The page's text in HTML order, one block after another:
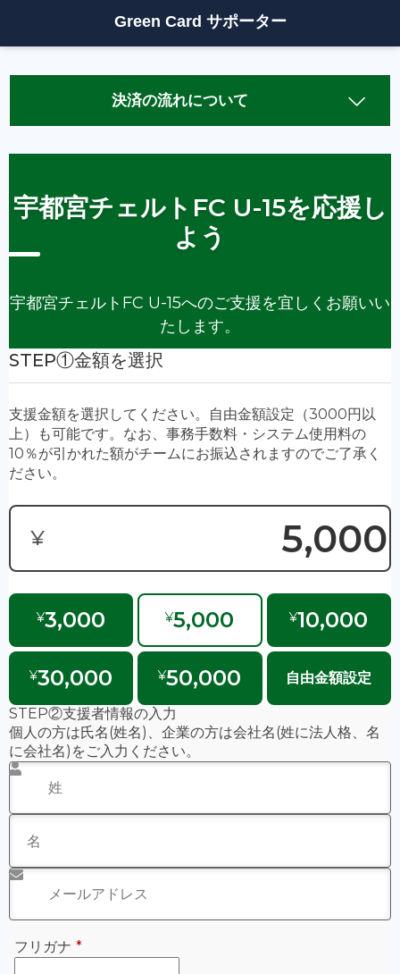
Green Card サポーター
決済の流れについて
能です）
②
「支援者情報」
を入力してください。
・氏名（個人の方は氏名(姓名)、企業の方は会社名(姓に
・メールアドレス（必ず届くアドレスを入力してくださ
・フリガナ
・応援バナー掲載希望
・応援バナー掲載名
・応援バナー掲載コメント（短文のみ、長文は一部掲
を選択してください。（クレジットカード
Expressのみ
※恐れ入りますが銀行振込手数料はご負担下さい
決済後に
・クレジットカード利用は決済完了時
・銀行振込は口座への入金が確認出来次第（数日かかりま
す）
※年末年始に銀行振込の方は入金確認が1/4以降となりま
す。
す。
前に「@green-card.co.jp」のメールを受信できるように